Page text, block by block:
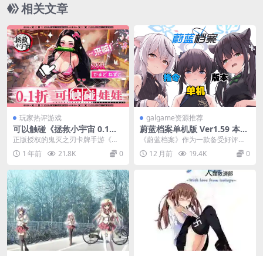
相关文章
玩家热评游戏
可以触碰《拯救小宇宙 0.1折
鬼灭之刃》动漫卡牌手游正式
正版授权的鬼灭之刃卡牌手游《拯
救小宇宙》震撼推出超值0.1折福利
版本，1GB游戏...
1 年前 21.8K 0
galgame资源推荐
蔚蓝档案单机版 Ver1.59 本地
中文一键端 天机阁 8 月更新版
卓] [校园模拟 RPG]
《蔚蓝档案》作为一款备受好评的
校园模拟 RPG 游戏，其丰富的剧情
设定和独特的玩...
12 月前 19.4K 0